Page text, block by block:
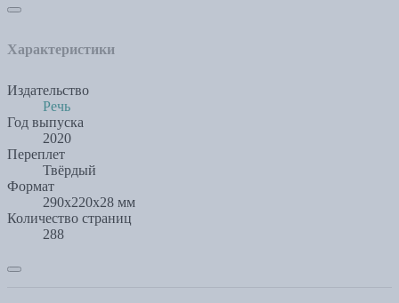
Характеристики
Издательство
Речь
Год выпуска
2020
Переплет
Твёрдый
Формат
290x220x28 мм
Количество страниц
288